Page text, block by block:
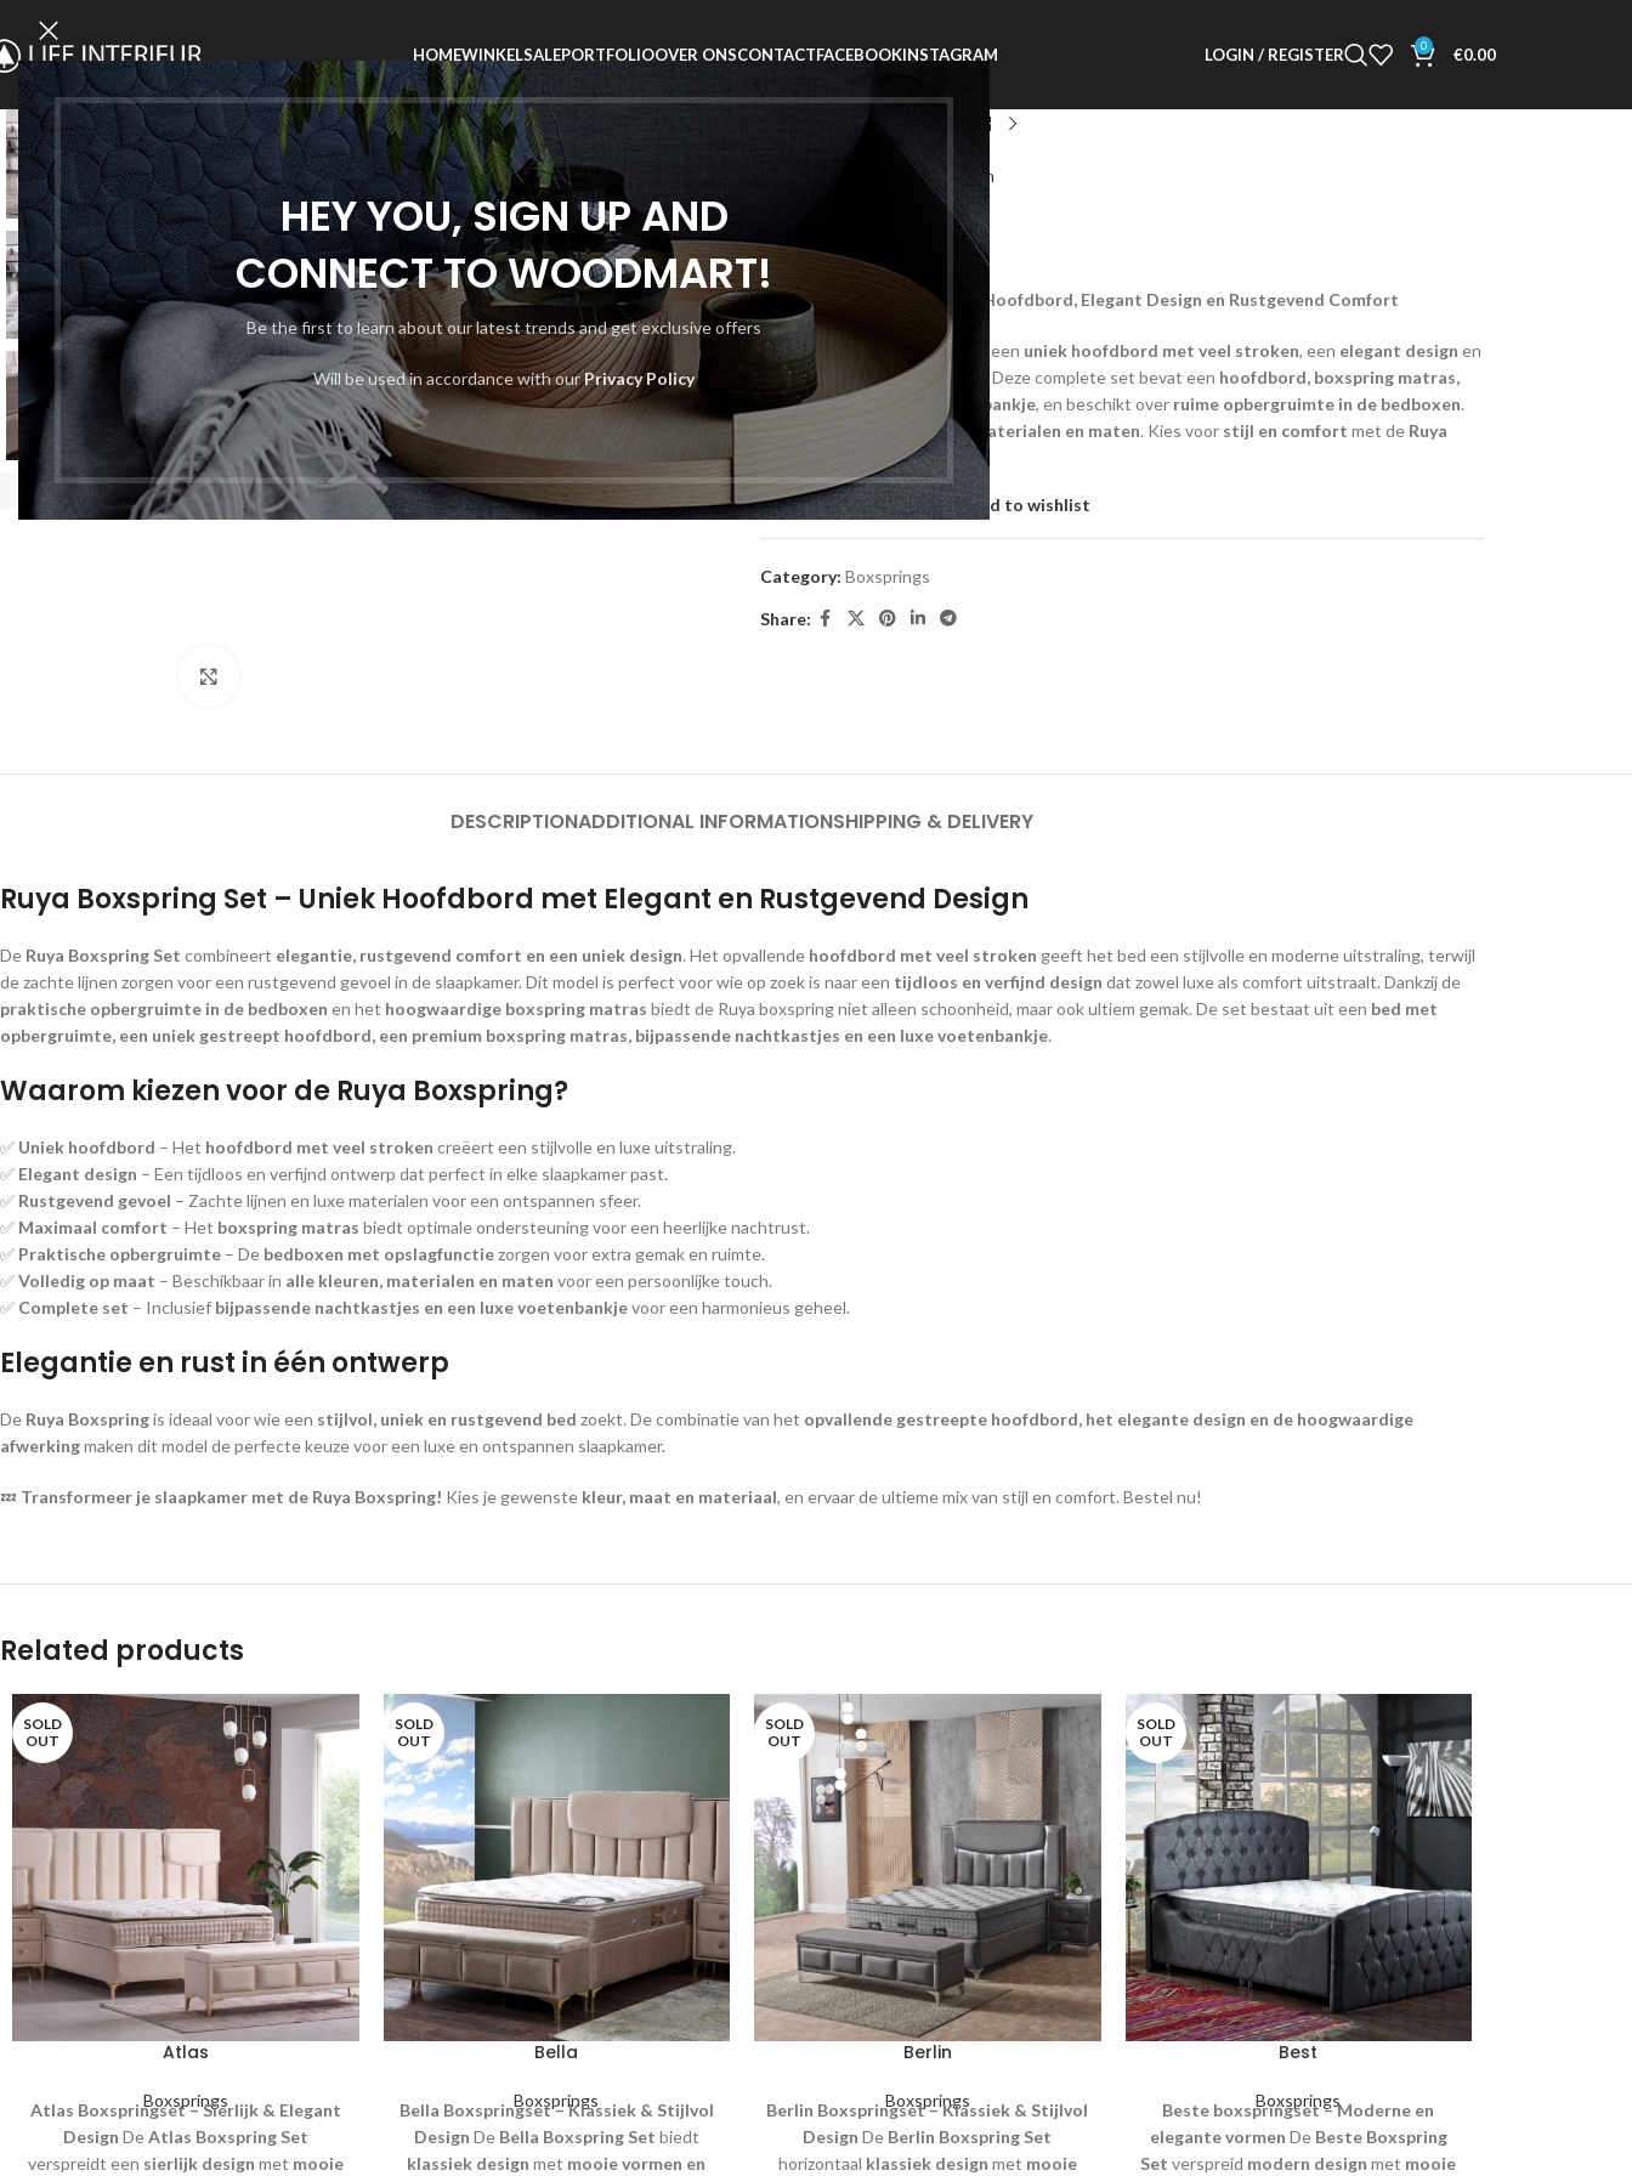
HEY YOU, SIGN UP AND
CONNECT TO WOODMART!
Be the first to learn about our latest trends and get exclusive offers
Will be used in accordance with ourPrivacy Policy
HOMEWINKELSALEPORTFOLIOOVER ONSCONTACTFACEBOOKINSTAGRAM LOGIN / REGISTER 0 €0.00
SOLD
OUT
Life Wonen & Slapen
Ruya
Ruya Boxspring Set – Uniek Hoofdbord, Elegant Design en Rustgevend Comfort
De Ruya Boxspring Setheeft een uniek hoofdbord met veel stroken, een elegant design en
eenrustgevende uitstraling . Deze complete set bevat een hoofdbord, boxspring matras,
nachtkastjes en een voetenbankje, en beschikt over ruime opbergruimte in de bedboxen.
alle kleuren, materialen en maten. Kies voor stijl en comfort met de Ruya
Add to compare Add to wishlist
Category: Boxsprings
Share:
DESCRIPTIONADDITIONAL INFORMATIONSHIPPING & DELIVERY
Ruya Boxspring Set – Uniek Hoofdbord met Elegant en Rustgevend Design
De Ruya Boxspring Set combineert elegantie, rustgevend comfort en een uniek design. Het opvallende hoofdbord met veel stroken geeft het bed een stijlvolle en moderne uitstraling, terwijl
de zachte lijnen zorgen voor een rustgevend gevoel in de slaapkamer. Dit model is perfect voor wie op zoek is naar een tijdloos en verfijnd design dat zowel luxe als comfort uitstraalt. Dankzij de
praktische opbergruimte in de bedboxen en het hoogwaardige boxspring matras biedt de Ruya boxspring niet alleen schoonheid, maar ook ultiem gemak. De set bestaat uit een bed met
opbergruimte, een uniek gestreept hoofdbord, een premium boxspring matras, bijpassende nachtkastjes en een luxe voetenbankje.
Waarom kiezen voor de Ruya Boxspring?
✅ Uniek hoofdbord – Het hoofdbord met veel stroken creëert een stijlvolle en luxe uitstraling.
✅ Elegant design – Een tijdloos en verfijnd ontwerp dat perfect in elke slaapkamer past.
✅ Rustgevend gevoel – Zachte lijnen en luxe materialen voor een ontspannen sfeer.
✅ Maximaal comfort – Het boxspring matras biedt optimale ondersteuning voor een heerlijke nachtrust.
✅ Praktische opbergruimte – De bedboxen met opslagfunctiezorgen voor extra gemak en ruimte.
✅Volledig op maat – Beschikbaar in alle kleuren, materialen en maten voor een persoonlijke touch.
✅ Complete set – Inclusief bijpassende nachtkastjes en een luxe voetenbankjevoor een harmonieus geheel.
Elegantie en rust in één ontwerp
De Ruya Boxspringis ideaal voor wie een stijlvol, uniek en rustgevend bed zoekt. De combinatie van het opvallende gestreepte hoofdbord, het elegante design en de hoogwaardige
afwerkingmaken dit model de perfecte keuze voor een luxe en ontspannen slaapkamer.
💤 Transformeer je slaapkamer met de Ruya Boxspring! Kies je gewenste kleur, maat en materiaal, en ervaar de ultieme mix van stijl en comfort. Bestel nu!
Related products
SOLD
OUT
Atlas
Boxsprings
Atlas Boxspringset – Sierlijk & Elegant
Design DeAtlas Boxspring Set
verspreidt een sierlijk design met mooie
SOLD
OUT
Bella
Boxsprings
Bella Boxspringset – Klassiek & Stijlvol
Design De Bella Boxspring Set biedt
klassiek design met mooie vormen en
SOLD
OUT
Berlin
Boxsprings
Berlin Boxspringset – Klassiek & Stijlvol
Design De Berlin Boxspring Set
horizontaal klassiek design met mooie
SOLD
OUT
Best
Boxsprings
Beste boxspringset – Moderne en
elegante vormen De Beste Boxspring
Set verspreid modern design met mooie